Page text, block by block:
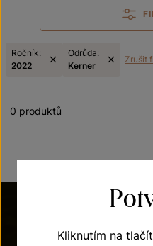
Ročník:
2022
Odrůda:
Kerner
Zrušit
0 produktů
Kliknutím na